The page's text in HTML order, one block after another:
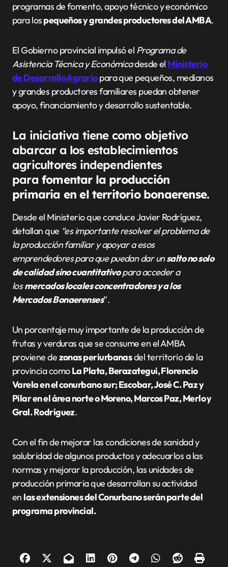
programas de fomento, apoyo técnico y económico
para lospequeños y grandes productores del AMBA.
El Gobierno provincial impulsó el Programa de
Asistencia Técnica y Económicadesde el Ministerio
de Desarrollo Agrariopara que pequeños, medianos
y grandes productores familiares puedan obtener
apoyo, financiamiento y desarrollo sustentable.
La iniciativa tiene como objetivo
abarcar a los establecimientos
agricultores independientes
para fomentar la producción
primaria en el territorio bonaerense.
Desde el Ministerio que conduce Javier Rodríguez,
detallan que “es importante resolver el problema de
la producción familiar y apoyar a esos
emprendedores para que puedan dar unsalto no solo
de calidad sino cuantitativopara acceder a
losmercados locales concentradores y a los
Mercados Bonaerenses”.
Un porcentaje muy importante de la producción de
frutas y verduras que se consume en el AMBA
proviene dezonas periurbanasdel territorio de la
provincia comoLa Plata, Berazategui, Florencio
Varela en el conurbano sur; Escobar, José C. Paz y
Pilar en el área norte o Moreno, Marcos Paz, Merlo y
Gral. Rodríguez.
Con el fin de mejorar las condiciones de sanidad y
salubridad de algunos productos y adecuarlos a las
normas y mejorar la producción, las unidades de
producción primaria que desarrollan su actividad
en las extensiones del Conurbano serán parte del
programa provincial.